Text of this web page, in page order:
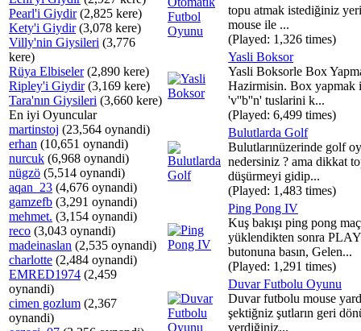
Pearl'i Giydir(2,825 kere)
Kety'i Giydir(3,078 kere)
Villy'nin Giysileri (3,776
kere)
Rüya Elbiseler(2,890 kere)
Ripley'i Giydir(3,169 kere)
Tara'nın Giysileri (3,660 kere)
En iyi Oyuncular
martinstoj (23,564 oynandi)
erhan (10,651 oynandi)
nurcuk (6,968 oynandi)
nügzö (5,514 oynandi)
aqan_23 (4,676 oynandi)
gamzefb (3,291 oynandi)
mehmet. (3,154 oynandi)
reco (3,043 oynandi)
madeinaslan (2,535 oynandi)
charlotte (2,484 oynandi)
EMRED1974 (2,459
oynandi)
cimen gozlum (2,367
oynandi)
topu atmak istediğiniz
mouse ile ...
(Played: 1,326 times)
Yasli Boksor
Yasli Boksorle Box
Hazirmisin. Box yapmak
'v''b''n' tuslarini k...
(Played: 6,499 times)
Bulutlarda Golf
Bulutlarınüzerinde golf
nedersiniz ? ama dikkat
düşürmeyi gidip...
(Played: 1,483 times)
Ping Pong IV
Kuş bakışı ping pong
yüklendikten sonra PLAY
butonuna basın, Gelen...
(Played: 1,291 times)
Duvar Futbolu Oyunu
Duvar futbolu mouse
şektiğniz şutların geri
verdiğiniz...